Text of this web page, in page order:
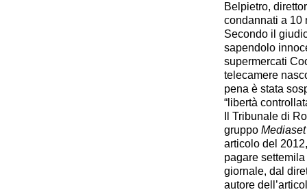
Belpietro,
condannati a 10
Secondo il
sapendolo
supermercati
telecamere
pena è stata
“libertà
Il Tribunale di
gruppo Mediaset
articolo del
pagare
giornale, dal
autore